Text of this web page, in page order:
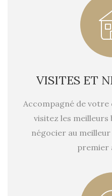
VISITES ET
Accompagné de votre
visitez les meilleurs
négocier au
premier